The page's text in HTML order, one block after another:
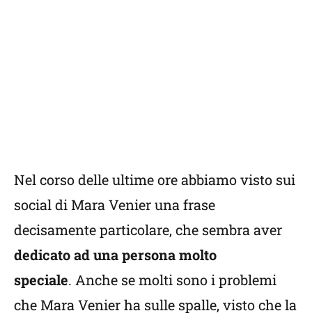
Nel corso delle ultime ore abbiamo visto sui
social di Mara Venier una frase
decisamente particolare, che sembra aver
dedicato ad una persona molto
speciale. Anche se molti sono i problemi
che Mara Venier ha sulle spalle, visto che la